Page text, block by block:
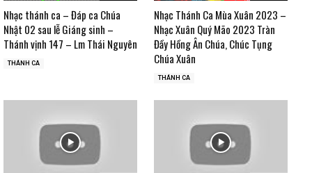
Nhạc thánh ca – Đáp ca Chúa
Nhật 02 sau lễ Giáng sinh –
Thánh vịnh 147 – Lm Thái Nguyên
THÁNH CA
Nhạc Thánh Ca Mùa Xuân 2023 –
Nhạc Xuân Quý Mão 2023 Tràn
Đầy Hồng Ân Chúa, Chúc Tụng
Chúa Xuân
THÁNH CA